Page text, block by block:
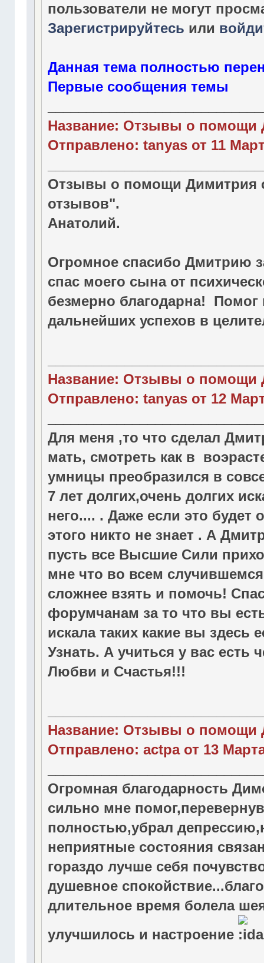
пользователи не могут
Зарегистрируйтесь или
Данная тема полностью
Первые сообщения темы
Название: Отзывы о помощи
Отправлено: tanyas от 11
Отзывы о помощи Димитрия
отзывов".
Анатолий.
Огромное спасибо
спас моего сына от
безмерно благодарна!
дальнейших успехов в
Название: Отзывы о помощи
Отправлено: tanyas от 12
Для меня ,то что сделал
мать, смотреть как в
умницы преобразился в
7 лет долгих,очень долгих
него.... . Даже если это будет
этого никто не знает . А
пусть все Высшие Сили
мне что во всем
сложнее взять и помочь!
форумчанам за то что вы
искала таких какие вы
Узнать. А учиться у вас
Любви и Счастья!!!
Название: Отзывы о помощи
Отправлено: actpa от 13
Огромная благодарность
сильно мне
полностью,убрал
неприятные состояния
гораздо лучше себя
душевное
длительное время болела
улучшилось и настроение